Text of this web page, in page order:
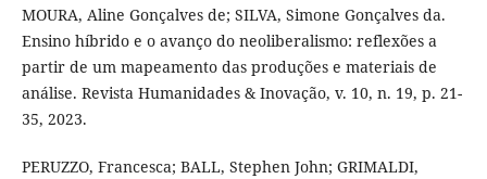
MOURA, Aline Gonçalves de; SILVA, Simone Gonçalves da.
Ensino híbrido e o avanço do neoliberalismo: reflexões a
partir de um mapeamento das produções e materiais de
análise. Revista Humanidades & Inovação, v. 10, n. 19, p. 21-
35, 2023.
PERUZZO, Francesca; BALL, Stephen John; GRIMALDI,